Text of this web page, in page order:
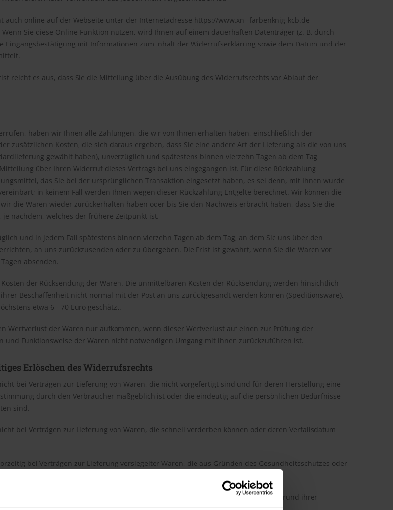
auch online auf der Webseite unter der Internetadresse https://www.xn--farbenknig-kcb.de
Wenn Sie diese Online-Funktion nutzen, wird Ihnen auf einem dauerhaften Datenträger (z. B. durch
Eingangsbestätigung mit Informationen zum Inhalt der Widerrufserklärung sowie dem Datum und der
reicht es aus, dass Sie die Mitteilung über die Ausübung des Widerrufsrechts vor Ablauf der
haben wir Ihnen alle Zahlungen, die wir von Ihnen erhalten haben, einschließlich der
zusätzlichen Kosten, die sich daraus ergeben, dass Sie eine andere Art der Lieferung als die von uns
gewählt haben), unverzüglich und spätestens binnen vierzehn Tagen ab dem Tag
über Ihren Widerruf dieses Vertrags bei uns eingegangen ist. Für diese Rückzahlung
das Sie bei der ursprünglichen Transaktion eingesetzt haben, es sei denn, mit Ihnen wurde
in keinem Fall werden Ihnen wegen dieser Rückzahlung Entgelte berechnet. Wir können die
die Waren wieder zurückerhalten haben oder bis Sie den Nachweis erbracht haben, dass Sie die
je nachdem, welches der frühere Zeitpunkt ist.
und in jedem Fall spätestens binnen vierzehn Tagen ab dem Tag, an dem Sie uns über den
an uns zurückzusenden oder zu übergeben. Die Frist ist gewahrt, wenn Sie die Waren vor
absenden.
der Rücksendung der Waren. Die unmittelbaren Kosten der Rücksendung werden hinsichtlich
Beschaffenheit nicht normal mit der Post an uns zurückgesandt werden können (Speditionsware),
etwa 6 - 70 Euro geschätzt.
Wertverlust der Waren nur aufkommen, wenn dieser Wertverlust auf einen zur Prüfung der
und Funktionsweise der Waren nicht notwendigen Umgang mit ihnen zurückzuführen ist.
Erlöschen des Widerrufsrechts
bei Verträgen zur Lieferung von Waren, die nicht vorgefertigt sind und für deren Herstellung eine
durch den Verbraucher maßgeblich ist oder die eindeutig auf die persönlichen Bedürfnisse
sind.
bei Verträgen zur Lieferung von Waren, die schnell verderben können oder deren Verfallsdatum
bei Verträgen zur Lieferung versiegelter Waren, die aus Gründen des Gesundheitsschutzes oder
bei Verträgen zur Lieferung von Waren, wenn diese nach der Lieferung auf Grund ihrer